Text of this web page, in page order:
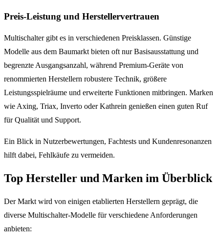
Preis-Leistung und Herstellervertrauen
Multischalter gibt es in verschiedenen Preisklassen. Günstige
Modelle aus dem Baumarkt bieten oft nur Basisausstattung und
begrenzte Ausgangsanzahl, während Premium-Geräte von
renommierten Herstellern robustere Technik, größere
Leistungsspielräume und erweiterte Funktionen mitbringen. Marken
wie Axing, Triax, Inverto oder Kathrein genießen einen guten Ruf
für Qualität und Support.
Ein Blick in Nutzerbewertungen, Fachtests und Kundenresonanzen
hilft dabei, Fehlkäufe zu vermeiden.
Top Hersteller und Marken im Überblick
Der Markt wird von einigen etablierten Herstellern geprägt, die
diverse Multischalter-Modelle für verschiedene Anforderungen
anbieten: